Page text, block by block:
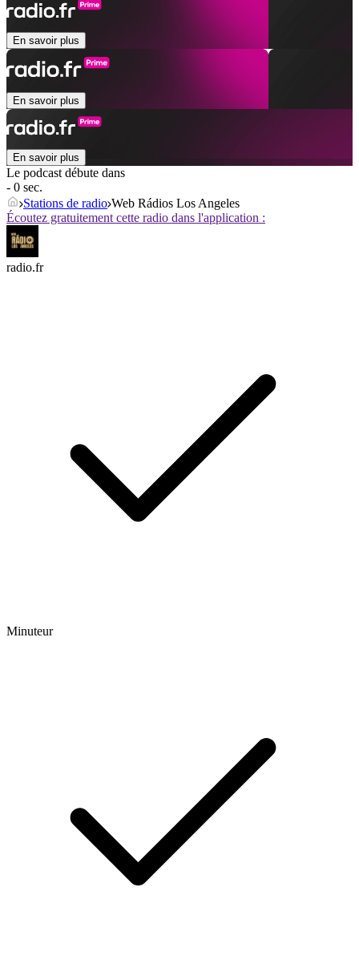
En savoir plus
En savoir plus
En savoir plus
Le podcast débute dans
- 0 sec.
Stations de radio Web Rádios Los Angeles
Écoutez gratuitement cette radio dans l'application :
radio.fr
Minuteur